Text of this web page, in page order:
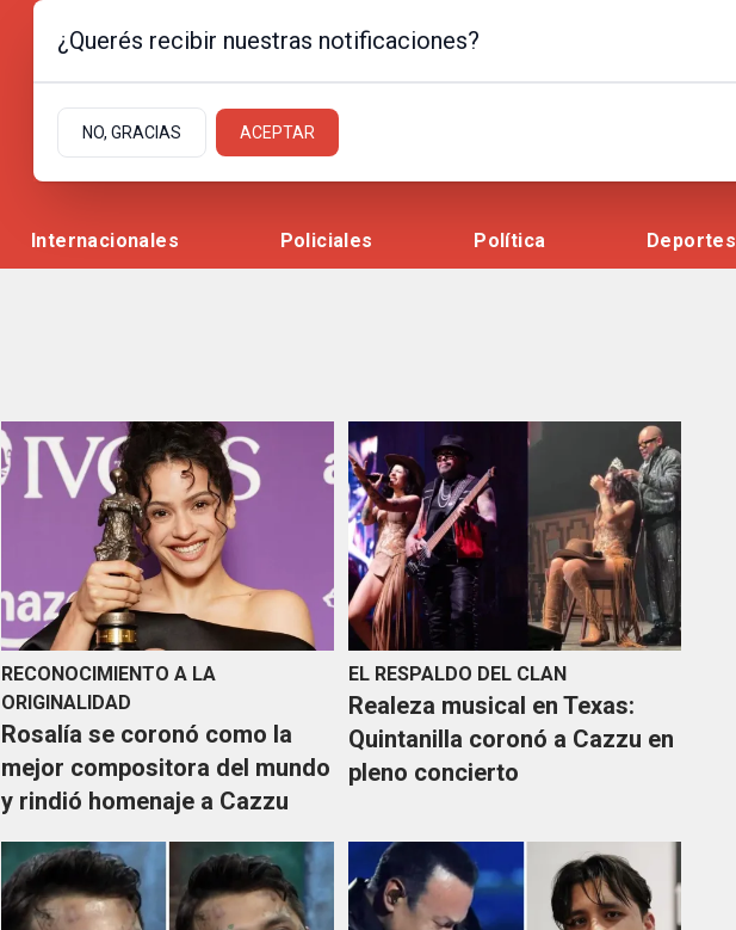
Internacionales Policiales Política Deportes
RECONOCIMIENTO A LA
ORIGINALIDAD
Rosalía se coronó como la
mejor compositora del mundo
y rindió homenaje a Cazzu
EL RESPALDO DEL CLAN
Realeza musical en Texas:
Quintanilla coronó a Cazzu en
pleno concierto
¿Querés recibir nuestras notificaciones?
NO, GRACIAS ACEPTAR